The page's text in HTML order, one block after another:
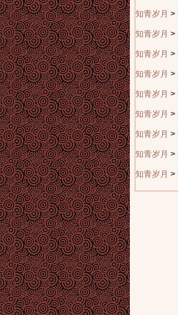
知青岁月 >
知青岁月 >
知青岁月 >
知青岁月 >
知青岁月 >
知青岁月 >
知青岁月 >
知青岁月 >
知青岁月 >